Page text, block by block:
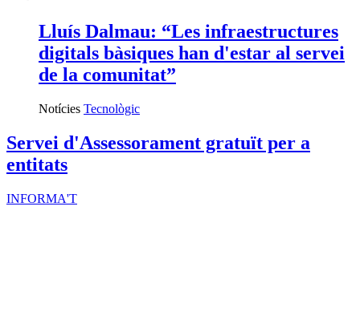
Lluís Dalmau: “Les infraestructures
digitals bàsiques han d'estar al servei
de la comunitat”
Notícies Tecnològic
Servei d'Assessorament gratuït per a
entitats
INFORMA'T